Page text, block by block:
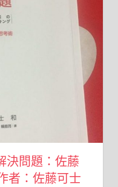
決問題：佐藤
者：佐藤可士